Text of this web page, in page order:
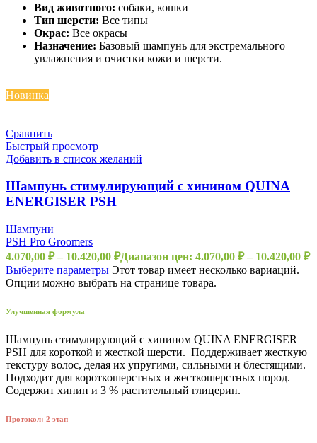
Вид животного: собаки, кошки
Тип шерсти: Все типы
Окрас: Все окрасы
Назначение: Базовый шампунь для экстремального
увлажнения и очистки кожи и шерсти.
Новинка
Сравнить
Быстрый просмотр
Добавить в список желаний
Шампунь стимулирующий с хинином QUINA
ENERGISER PSH
Шампуни
PSH Pro Groomers
4.070,00 ₽ – 10.420,00 ₽Диапазон цен: 4.070,00 ₽ – 10.420,00 ₽
Выберите параметры Этот товар имеет несколько вариаций.
Опции можно выбрать на странице товара.
Улучшенная формула
Шампунь стимулирующий с хинином QUINA ENERGISER
PSH для короткой и жесткой шерсти. Поддерживает жесткую
текстуру волос, делая их упругими, сильными и блестящими.
Подходит для короткошерстных и жесткошерстных пород.
Содержит хинин и 3 % растительный глицерин.
Протокол: 2 этап